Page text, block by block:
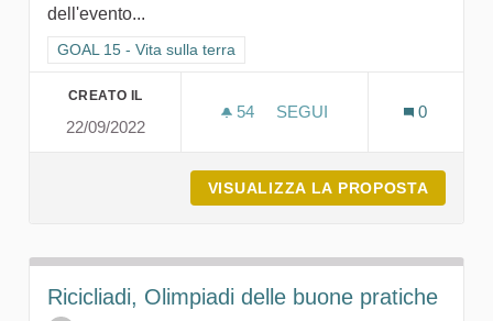
dell'evento...
Filtra i risultati per categoria: GOAL 15 - Vita sulla terra
GOAL 15 - Vita sulla terra
CREATO IL
22/09/2022
54 54 SOSTENITORI
SEGUI
0
VISUALIZZA LA PROPOSTA
Ricicliadi, Olimpiadi delle buone pratiche